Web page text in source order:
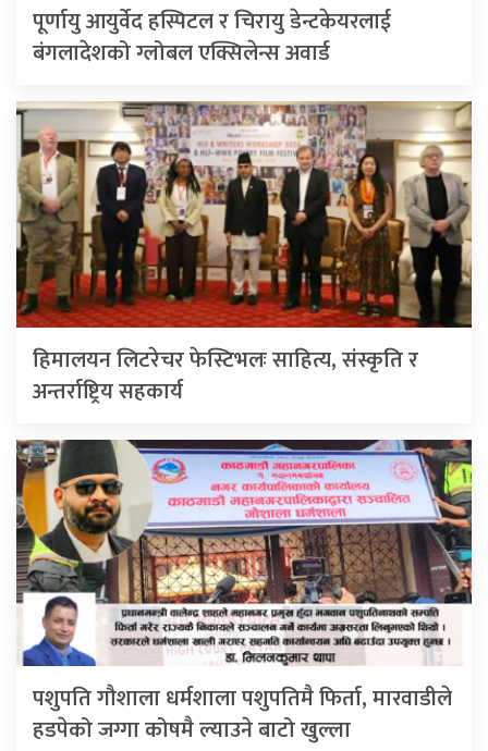
पूर्णायु आयुर्वेद हस्पिटल र चिरायु डेन्टकेयरलाई
बंगलादेशको ग्लोबल एक्सिलेन्स अवार्ड
हिमालयन लिटरेचर फेस्टिभलः साहित्य, संस्कृति र
अन्तर्राष्ट्रिय सहकार्य
पशुपति गौशाला धर्मशाला पशुपतिमै फिर्ता, मारवाडीले
हडपेको जग्गा कोषमै ल्याउने बाटो खुल्ला